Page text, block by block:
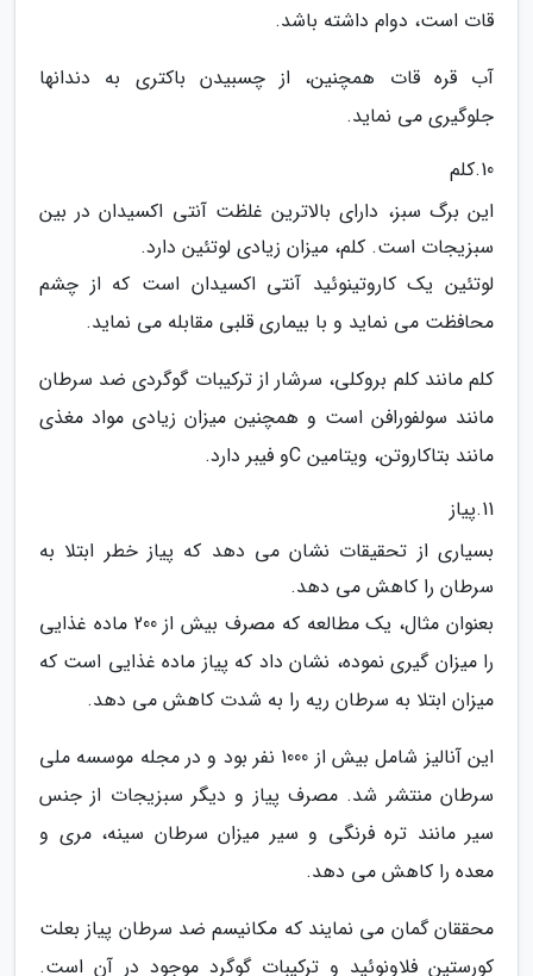
قات است، دوام داشته باشد.
آب قره قات همچنین، از چسبیدن باکتری به دندانها
جلوگیری می نماید.
10.کلم
این برگ سبز، دارای بالاترین غلظت آنتی اکسیدان در بین
سبزیجات است. کلم، میزان زیادی لوتئین دارد.
لوتئین یک کاروتینوئید آنتی اکسیدان است که از چشم
محافظت می نماید و با بیماری قلبی مقابله می نماید.
کلم مانند کلم بروکلی، سرشار از ترکیبات گوگردی ضد سرطان
مانند سولفورافن است و همچنین میزان زیادی مواد مغذی
مانند بتاکاروتن، ویتامین Cو فیبر دارد.
11.پیاز
بسیاری از تحقیقات نشان می دهد که پیاز خطر ابتلا به
سرطان را کاهش می دهد.
بعنوان مثال، یک مطالعه که مصرف بیش از 200 ماده غذایی
را میزان گیری نموده، نشان داد که پیاز ماده غذایی است که
میزان ابتلا به سرطان ریه را به شدت کاهش می دهد.
این آنالیز شامل بیش از 1000 نفر بود و در مجله موسسه ملی
سرطان منتشر شد. مصرف پیاز و دیگر سبزیجات از جنس
سیر مانند تره فرنگی و سیر میزان سرطان سینه، مری و
معده را کاهش می دهد.
محققان گمان می نمایند که مکانیسم ضد سرطان پیاز بعلت
کورستین فلاونوئید و ترکیبات گوگرد موجود در آن است.